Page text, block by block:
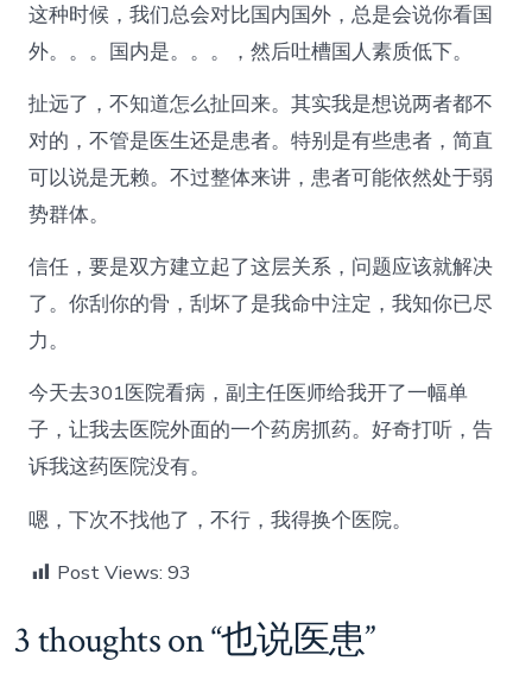
这种时候，我们总会对比国内国外，总是会说你看国
外。。。国内是。。。，然后吐槽国人素质低下。
扯远了，不知道怎么扯回来。其实我是想说两者都不
对的，不管是医生还是患者。特别是有些患者，简直
可以说是无赖。不过整体来讲，患者可能依然处于弱
势群体。
信任，要是双方建立起了这层关系，问题应该就解决
了。你刮你的骨，刮坏了是我命中注定，我知你已尽
力。
今天去301医院看病，副主任医师给我开了一幅单
子，让我去医院外面的一个药房抓药。好奇打听，告
诉我这药医院没有。
嗯，下次不找他了，不行，我得换个医院。
Post Views: 93
3 thoughts on “也说医患”